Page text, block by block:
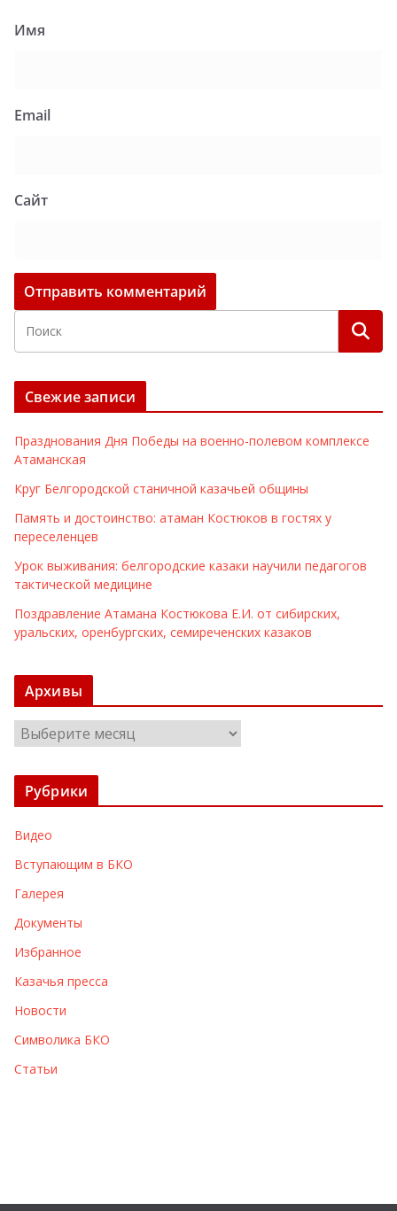
Имя
Email
Сайт
Свежие записи
Празднования Дня Победы на военно-полевом комплексе
Атаманская
Круг Белгородской станичной казачьей общины
Память и достоинство: атаман Костюков в гостях у
переселенцев
Урок выживания: белгородские казаки научили педагогов
тактической медицине
Поздравление Атамана Костюкова Е.И. от сибирских,
уральских, оренбургских, семиреченских казаков
Архивы
р
х
ы
Рубрики
Видео
Вступающим в БКО
Галерея
Документы
Избранное
Казачья пресса
Новости
Символика БКО
Статьи